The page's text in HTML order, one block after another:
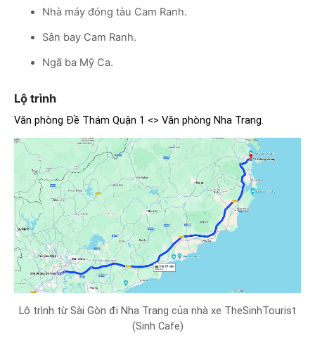
Nhà máy đóng tàu Cam Ranh.
Sân bay Cam Ranh.
Ngã ba Mỹ Ca.
Lộ trình
Văn phòng Đề Thám Quận 1 <> Văn phòng Nha Trang.
Lộ trình từ Sài Gòn đi Nha Trang của nhà xe TheSinhTourist
(Sinh Cafe)